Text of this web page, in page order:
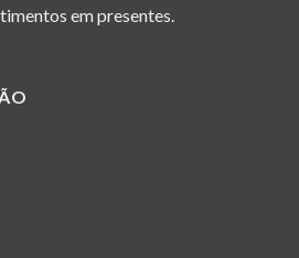
em presentes.